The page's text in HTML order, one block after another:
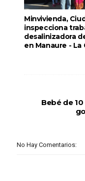
Minvivienda,
inspecciona
desalinizadora
en Manaure - La
Bebé de
No Hay Comentarios: